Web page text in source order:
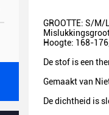
GROOTTE: S/M/
Hoogte: 168-
De stof is een
Gemaakt van
De dichtheid is